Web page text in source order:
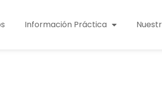
Información Práctica